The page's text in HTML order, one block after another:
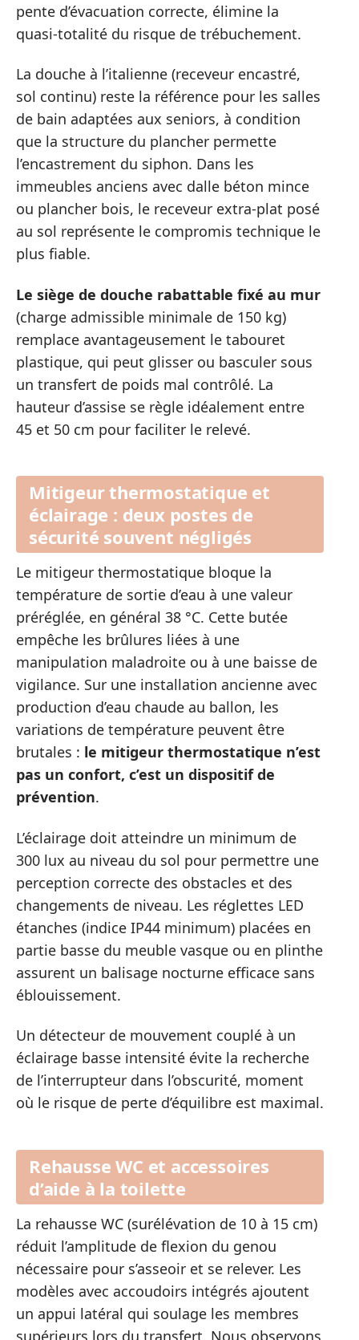
pente d’évacuation correcte, élimine la
quasi-totalité du risque de trébuchement.
La douche à l’italienne (receveur encastré,
sol continu) reste la référence pour les salles
de bain adaptées aux seniors, à condition
que la structure du plancher permette
l’encastrement du siphon. Dans les
immeubles anciens avec dalle béton mince
ou plancher bois, le receveur extra-plat posé
au sol représente le compromis technique le
plus fiable.
Le siège de douche rabattable fixé au mur
(charge admissible minimale de 150 kg)
remplace avantageusement le tabouret
plastique, qui peut glisser ou basculer sous
un transfert de poids mal contrôlé. La
hauteur d’assise se règle idéalement entre
45 et 50 cm pour faciliter le relevé.
Mitigeur thermostatique et
éclairage : deux postes de
sécurité souvent négligés
Le mitigeur thermostatique bloque la
température de sortie d’eau à une valeur
préréglée, en général 38 °C. Cette butée
empêche les brûlures liées à une
manipulation maladroite ou à une baisse de
vigilance. Sur une installation ancienne avec
production d’eau chaude au ballon, les
variations de température peuvent être
brutales : le mitigeur thermostatique n’est
pas un confort, c’est un dispositif de
prévention.
L’éclairage doit atteindre un minimum de
300 lux au niveau du sol pour permettre une
perception correcte des obstacles et des
changements de niveau. Les réglettes LED
étanches (indice IP44 minimum) placées en
partie basse du meuble vasque ou en plinthe
assurent un balisage nocturne efficace sans
éblouissement.
Un détecteur de mouvement couplé à un
éclairage basse intensité évite la recherche
de l’interrupteur dans l’obscurité, moment
où le risque de perte d’équilibre est maximal.
Rehausse WC et accessoires
d’aide à la toilette
La rehausse WC (surélévation de 10 à 15 cm)
réduit l’amplitude de flexion du genou
nécessaire pour s’asseoir et se relever. Les
modèles avec accoudoirs intégrés ajoutent
un appui latéral qui soulage les membres
supérieurs lors du transfert. Nous observons